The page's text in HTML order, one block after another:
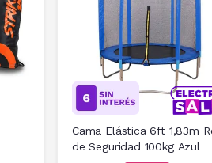
Cama Elástica 6ft 1,83m
de Seguridad 100kg Azul